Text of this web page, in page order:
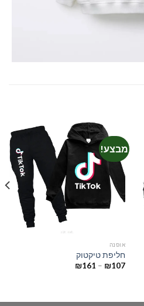
מבצע!
אופנה
חליפת טיקטוק
₪107
–
₪161
טווח